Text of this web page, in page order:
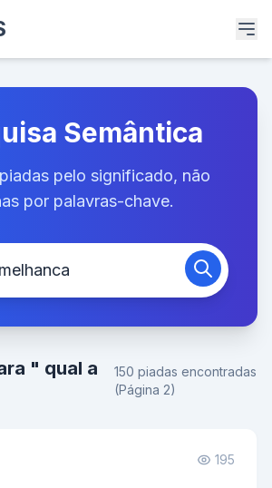
Semântica
pelo significado, não
por palavras-chave.
" qual a
150 piadas encontradas
(Página 2)
195